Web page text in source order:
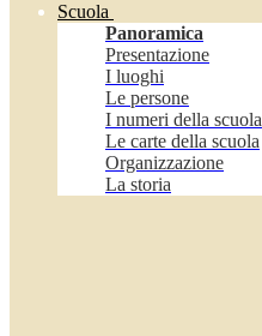
Scuola
Panoramica
Presentazione
I luoghi
Le persone
I numeri della scuola
Le carte della scuola
Organizzazione
La storia